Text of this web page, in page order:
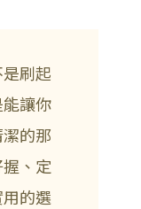
刷起
讓你
的那
、定
的選